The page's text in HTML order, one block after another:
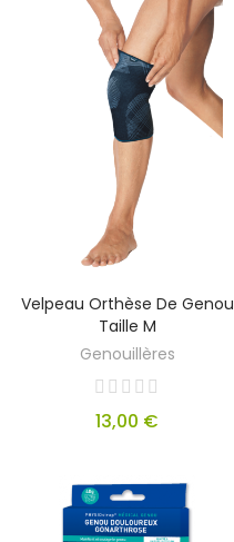
Velpeau Orthèse De Genou
Taille M
Genouillères
13,00 €